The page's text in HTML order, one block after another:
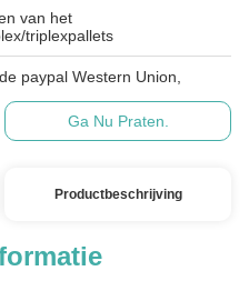
van het
triplexpallets
paypal Western Union,
Ga Nu Praten.
Productbeschrijving